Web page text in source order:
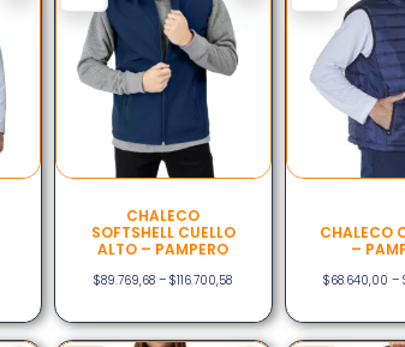
CHALECO
SOFTSHELL CUELLO
ALTO – PAMPERO
$89.769,68 – $116.700,58
CHALECO
–
$68.640,00 –